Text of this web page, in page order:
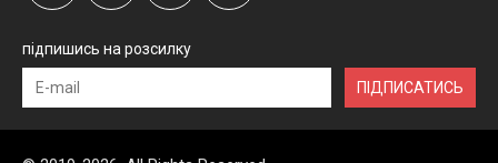
підпишись на розсилку
ПІДПИСАТИСЬ